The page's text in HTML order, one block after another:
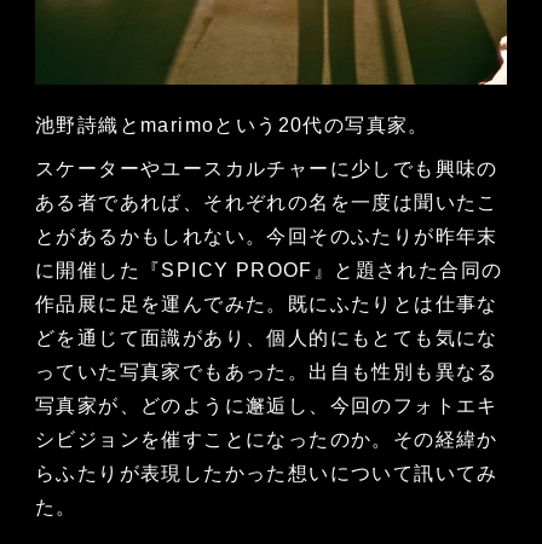
池野詩織とmarimoという20代の写真家。
スケーターやユースカルチャーに少しでも興味の
ある者であれば、それぞれの名を一度は聞いたこ
とがあるかもしれない。今回そのふたりが昨年末
に開催した『SPICY PROOF』と題された合同の
作品展に足を運んでみた。既にふたりとは仕事な
どを通じて面識があり、個人的にもとても気にな
っていた写真家でもあった。出自も性別も異なる
写真家が、どのように邂逅し、今回のフォトエキ
シビジョンを催すことになったのか。その経緯か
らふたりが表現したかった想いについて訊いてみ
た。